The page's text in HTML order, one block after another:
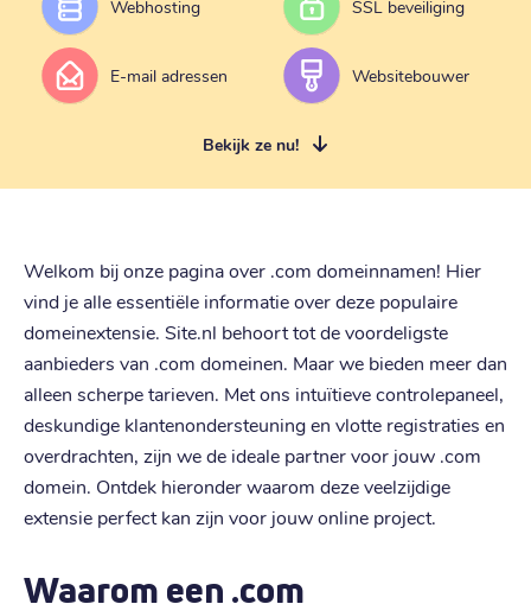
Webhosting SSL beveiliging
E-mail adressen Websitebouwer
Bekijk ze nu!
Welkom bij onze pagina over .com domeinnamen! Hier
vind je alle essentiële informatie over deze populaire
domeinextensie. Site.nl behoort tot de voordeligste
aanbieders van .com domeinen. Maar we bieden meer dan
alleen scherpe tarieven. Met ons intuïtieve controlepaneel,
deskundige klantenondersteuning en vlotte registraties en
overdrachten, zijn we de ideale partner voor jouw .com
domein. Ontdek hieronder waarom deze veelzijdige
extensie perfect kan zijn voor jouw online project.
Waarom een .com